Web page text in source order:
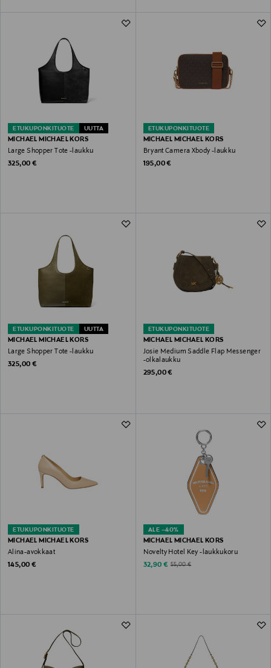
ETUKUPONKITUOTE UUTTA
MICHAEL MICHAEL KORS
Large Shopper Tote -laukku
Original Price
325,00 €
ETUKUPONKITUOTE
MICHAEL MICHAEL KORS
Bryant Camera Xbody -laukku
Original Price
195,00 €
ETUKUPONKITUOTE UUTTA
MICHAEL MICHAEL KORS
Large Shopper Tote -laukku
Original Price
325,00 €
ETUKUPONKITUOTE
MICHAEL MICHAEL KORS
Josie Medium Saddle Flap Messenger
-olkalaukku
Original Price
295,00 €
ETUKUPONKITUOTE
MICHAEL MICHAEL KORS
Alina-avokkaat
Original Price
145,00 €
ALE –40%
MICHAEL MICHAEL KORS
Novelty Hotel Key -laukkukoru
Discounted Price
32,90 € Original Price
55,00 €